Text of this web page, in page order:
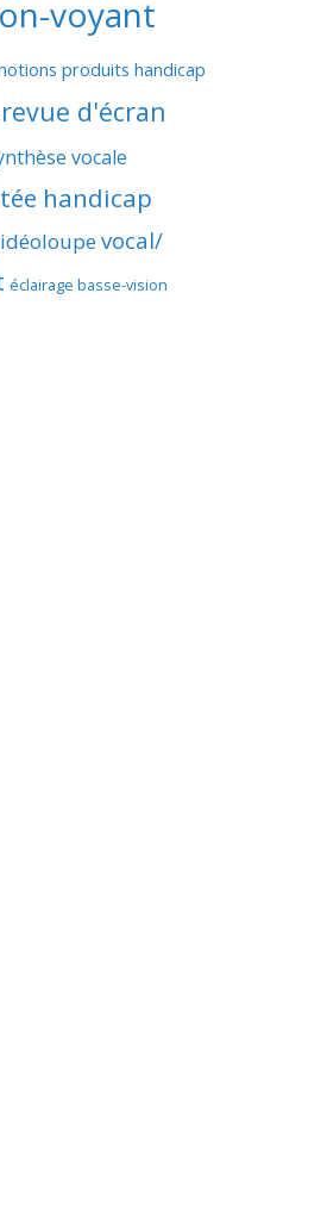
voyant
produits handicap
revue d'écran
vocale
handicap
vocal/
éclairage basse-vision